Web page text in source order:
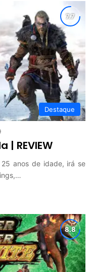
Destaque
| REVIEW
anos de idade, irá se